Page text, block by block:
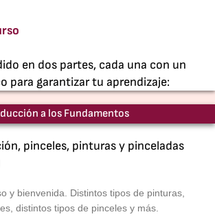
en dos partes, cada una con un
para garantizar tu aprendizaje:
a los Fundamentos
pinceles, pinturas y pinceladas
y bienvenida.
Distintos tipos de pinturas,
distintos tipos de pinceles y más.